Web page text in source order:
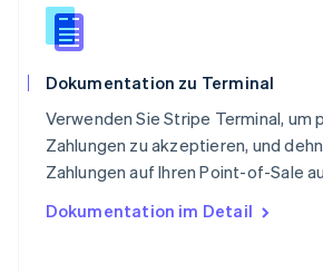
Dokumentation zu Terminal
Verwenden Sie Stripe Terminal, um
Zahlungen zu akzeptieren, und
Zahlungen auf Ihren Point-of-Sale
Dokumentation im Detail
China
English
EspañolEnglish
ไทยEnglish
Tschechische Republik
English
English